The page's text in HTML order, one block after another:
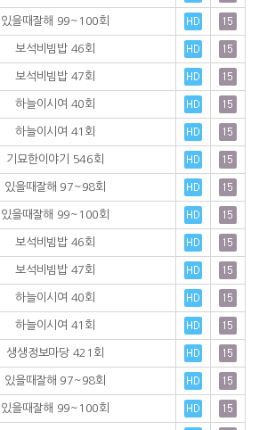
있을때잘해 99~100회
보석비빔밥 46회
보석비빔밥 47회
하늘이시여 40회
하늘이시여 41회
기묘한이야기 546회
있을때잘해 97~98회
있을때잘해 99~100회
보석비빔밥 46회
보석비빔밥 47회
하늘이시여 40회
하늘이시여 41회
생생정보마당 421회
있을때잘해 97~98회
있을때잘해 99~100회